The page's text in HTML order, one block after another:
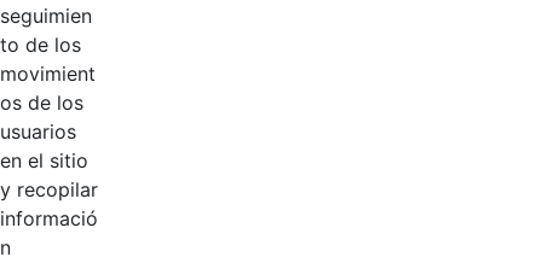
seguimien
to de los
movimient
os de los
usuarios
en el sitio
y recopilar
informació
n